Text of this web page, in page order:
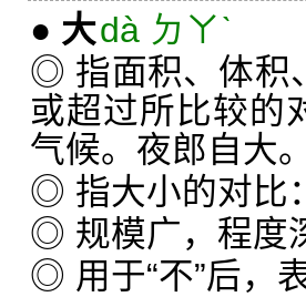
● 大dà ㄉㄚˋ
◎ 指面积、体积
或超过所比较的
气候。夜郎自大
◎ 指大小的对比
◎ 规模广，程度
◎ 用于“不”后，